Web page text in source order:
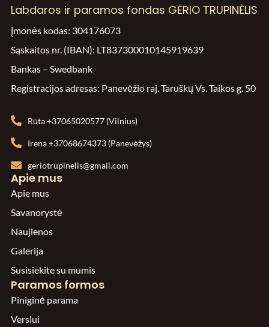
Labdaros ir paramos fondas GĖRIO TRUPINĖLIS
Įmonės kodas: 304176073
Sąskaitos nr. (IBAN): LT837300010145919639
Bankas – Swedbank
Registracijos adresas: Panevėžio raj. Taruškų Vs. Taikos g. 50
Rūta +37065020577 (Vilnius)
Irena +37068674373 (Panevėžys)
geriotrupinelis@gmail.com
Apie mus
Apie mus
Savanorystė
Naujienos
Galerija
Susisiekite su mumis
Paramos formos
Piniginė parama
Verslui